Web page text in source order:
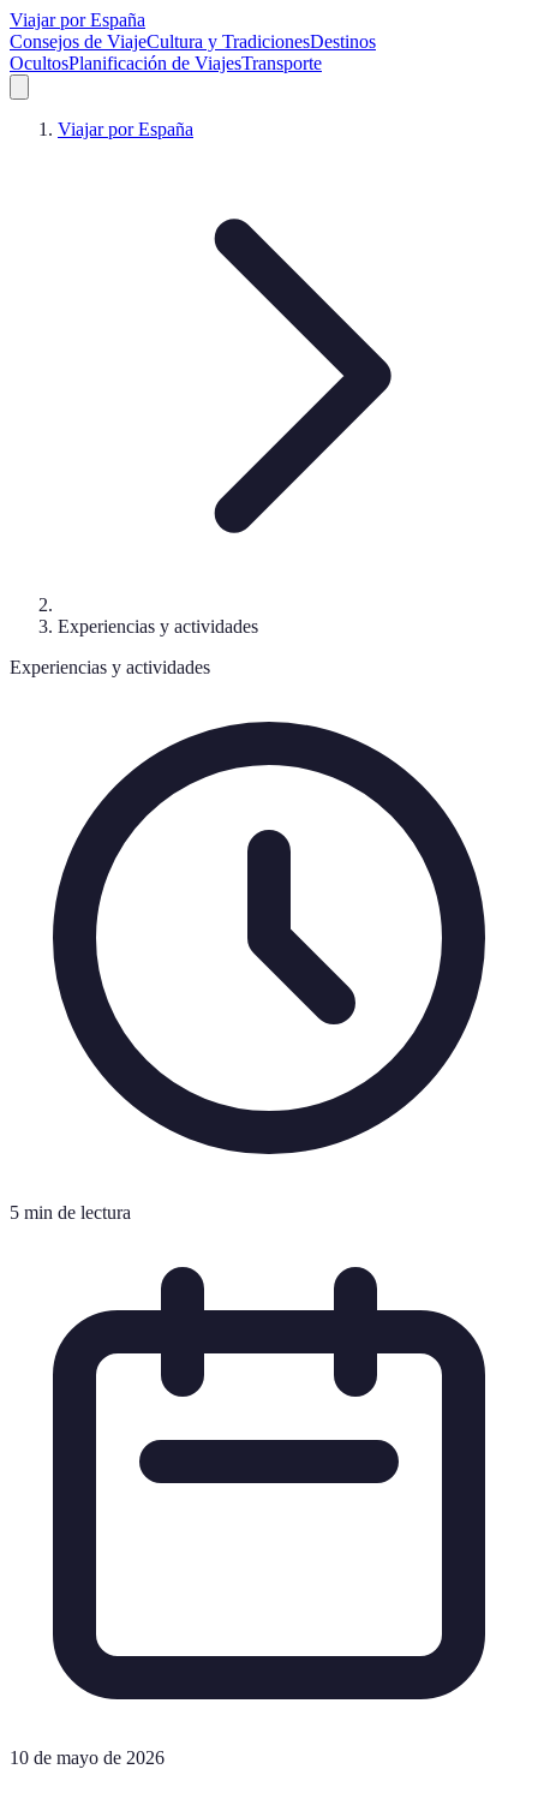
Viajar por España
Consejos de ViajeCultura y TradicionesDestinos
OcultosPlanificación de ViajesTransporte
Viajar por España
Experiencias y actividades
Experiencias y actividades
5 min de lectura
10 de mayo de 2026